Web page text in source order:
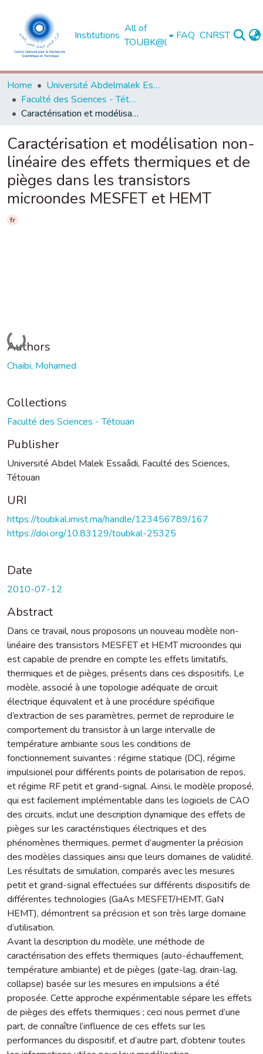
Institutions
All of
TOUBK@l
FAQ CNRST
Home
Université Abdelmalek Essaadi - Tétouan
Faculté des Sciences - Tétouan
Caractérisation et modélisation non-linéaire des effets thermiques et de pièges dans les transistors microondes MESFET et HEMT
Caractérisation et modélisation non-
linéaire des effets thermiques et de
pièges dans les transistors
microondes MESFET et HEMT
fr
Loading...
Authors
Chaibi, Mohamed
Collections
Faculté des Sciences - Tétouan
Publisher
Université Abdel Malek Essaâdi, Faculté des Sciences,
Tétouan
URI
https://toubkal.imist.ma/handle/123456789/167
https://doi.org/10.83129/toubkal-25325
Date
2010-07-12
Abstract
Dans ce travail, nous proposons un nouveau modèle non-
linéaire des transistors MESFET et HEMT microondes qui
est capable de prendre en compte les effets limitatifs,
thermiques et de pièges, présents dans ces dispositifs. Le
modèle, associé à une topologie adéquate de circuit
électrique équivalent et à une procédure spécifique
d’extraction de ses paramètres, permet de reproduire le
comportement du transistor à un large intervalle de
température ambiante sous les conditions de
fonctionnement suivantes : régime statique (DC), régime
impulsionel pour différents points de polarisation de repos,
et régime RF petit et grand-signal. Ainsi, le modèle proposé,
qui est facilement implémentable dans les logiciels de CAO
des circuits, inclut une description dynamique des effets de
pièges sur les caractéristiques électriques et des
phénomènes thermiques, permet d’augmenter la précision
des modèles classiques ainsi que leurs domaines de validité.
Les résultats de simulation, comparés avec les mesures
petit et grand-signal effectuées sur différents dispositifs de
différentes technologies (GaAs MESFET/HEMT, GaN
HEMT), démontrent sa précision et son très large domaine
d’utilisation.
Avant la description du modèle, une méthode de
caractérisation des effets thermiques (auto-échauffement,
température ambiante) et de pièges (gate-lag, drain-lag,
collapse) basée sur les mesures en impulsions a été
proposée. Cette approche expérimentable sépare les effets
de pièges des effets thermiques ; ceci nous permet d’une
part, de connaître l’influence de ces effets sur les
performances du dispositif, et d’autre part, d’obtenir toutes